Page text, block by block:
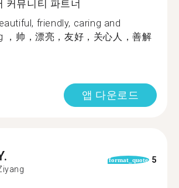
커뮤니티 파트너
friendly, caring and
，帅，漂亮，友好，关心人，善解
앱 다운로드
format_quote 5